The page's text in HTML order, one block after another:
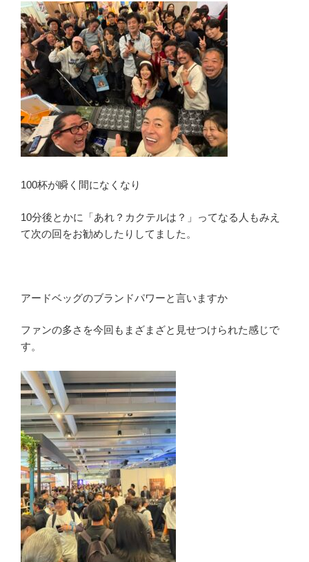
100杯が瞬く間になくなり
10分後とかに「あれ？カクテルは？」ってなる人もみえ
て次の回をお勧めしたりしてました。
アードベッグのブランドパワーと言いますか
ファンの多さを今回もまざまざと見せつけられた感じで
す。